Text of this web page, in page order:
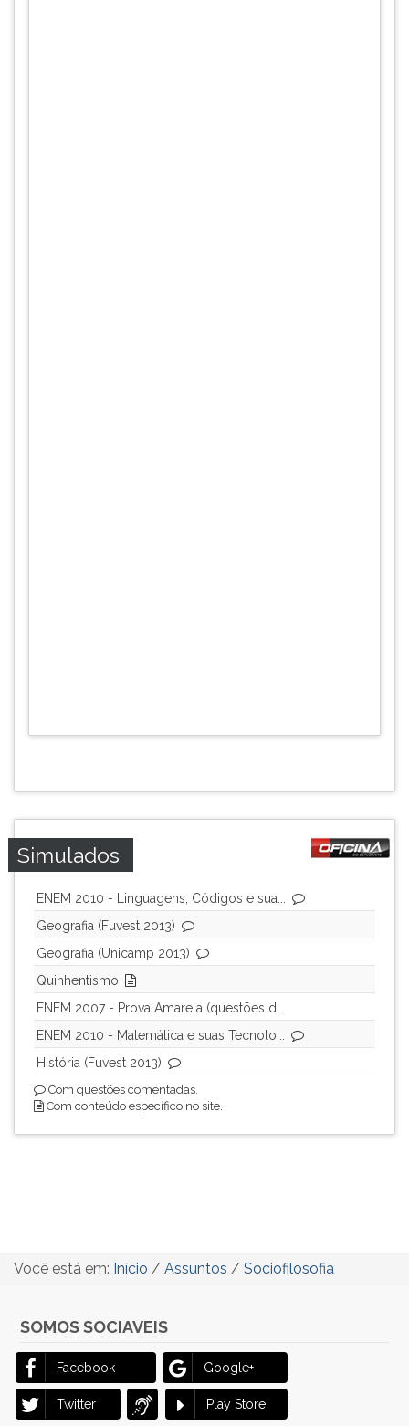
Simulados
ENEM 2010 - Linguagens, Códigos e sua...
Geografia (Fuvest 2013)
Geografia (Unicamp 2013)
Quinhentismo
ENEM 2007 - Prova Amarela (questões d...
ENEM 2010 - Matemática e suas Tecnolo...
História (Fuvest 2013)
Com questões comentadas.
Com conteúdo específico no site.
Você está em: Início / Assuntos / Sociofilosofia
SOMOS SOCIAVEIS
Facebook Google+
Twitter Play Store